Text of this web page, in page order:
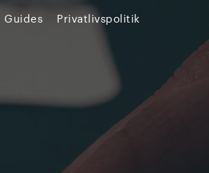
Guides Privatlivspolitik